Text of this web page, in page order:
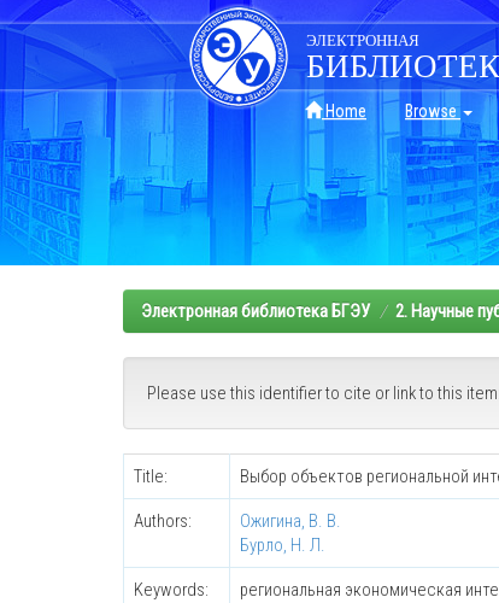
Skip
navigation
ЭЛЕКТРОННАЯ
Home Browse
Электронная библиотека БГЭУ 2. Научные
Please use this identifier to cite or link to this item:
Title: Выбор объектов региональной
Authors:
Ожигина, В. В.
Бурло, Н. Л.
Keywords: региональная экономическая